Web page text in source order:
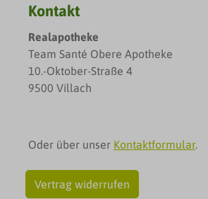
Kontakt
Realapotheke
Team Santé Obere Apotheke
10.-Oktober-Straße 4
9500 Villach
Oder über unser Kontaktformular.
Vertrag widerrufen